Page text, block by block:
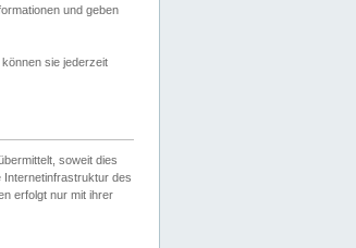
und geben
sie jederzeit
soweit dies
Internetinfrastruktur des
erfolgt nur mit ihrer